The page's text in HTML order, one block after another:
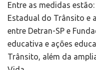
Entre as medidas
Estadual do Trânsito e
entre Detran-SP e
educativa e ações
Trânsito, além da